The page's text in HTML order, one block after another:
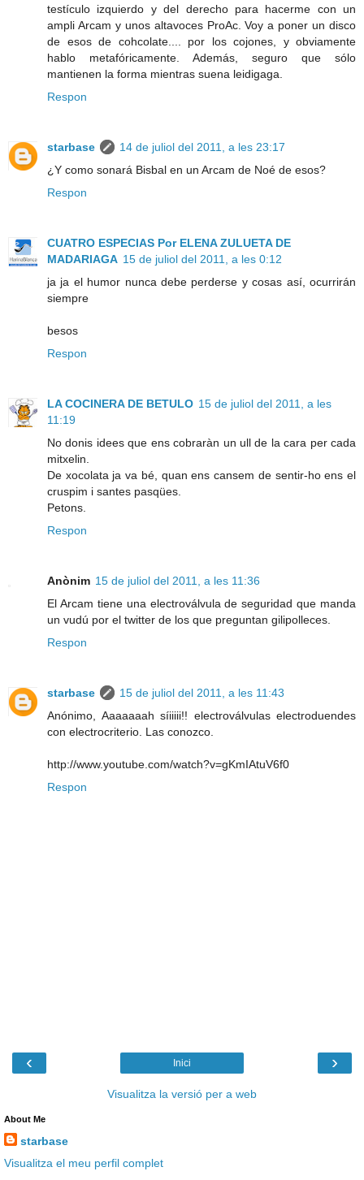
testículo izquierdo y del derecho para hacerme con un
ampli Arcam y unos altavoces ProAc. Voy a poner un disco
de esos de cohcolate.... por los cojones, y obviamente
hablo metafóricamente. Además, seguro que sólo
mantienen la forma mientras suena leidigaga.
Respon
starbase
14 de juliol del 2011, a les 23:17
¿Y como sonará Bisbal en un Arcam de Noé de esos?
Respon
CUATRO ESPECIAS Por ELENA ZULUETA DE
MADARIAGA 15 de juliol del 2011, a les 0:12
ja ja el humor nunca debe perderse y cosas así, ocurrirán
siempre
besos
Respon
LA COCINERA DE BETULO 15 de juliol del 2011, a les
11:19
No donis idees que ens cobraràn un ull de la cara per cada
mitxelin.
De xocolata ja va bé, quan ens cansem de sentir-ho ens el
cruspim i santes pasqües.
Petons.
Respon
Anònim 15 de juliol del 2011, a les 11:36
El Arcam tiene una electroválvula de seguridad que manda
un vudú por el twitter de los que preguntan gilipolleces.
Respon
starbase
15 de juliol del 2011, a les 11:43
Anónimo, Aaaaaaah síiiiii!! electroválvulas electroduendes
con electrocriterio. Las conozco.
http://www.youtube.com/watch?v=gKmIAtuV6f0
Respon
‹ ›
Inici
Visualitza la versió per a web
About Me
starbase
Visualitza el meu perfil complet